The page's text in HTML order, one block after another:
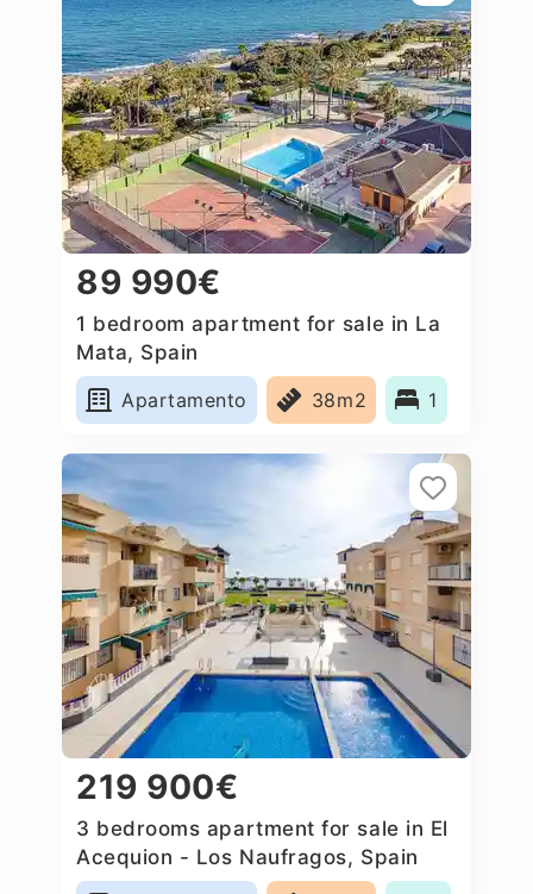
89 990€
1 bedroom apartment for sale in La
Mata, Spain
Apartamento
38m2 1
219 900€
3 bedrooms apartment for sale in El
Acequion - Los Naufragos, Spain